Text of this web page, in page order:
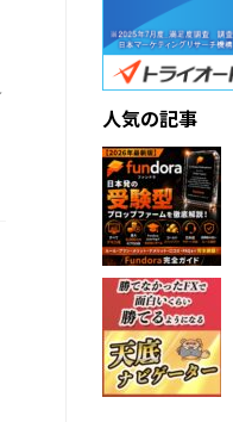
人気の記事